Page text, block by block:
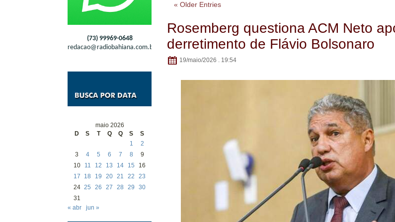
(73) 99969-0648
redacao@radiobahiana.com.br
maio 2026
D
S T Q Q S
S
1
2
3
4 5 6 7 8
9
10
11 12 13 14 15
16
17
18 19 20 21 22
23
24 25 26 27 28 29
30
31
« abr
jun »
« Older Entries
Rosemberg questiona ACM Neto
derretimento de Flávio Bolsonaro
19/maio/2026 . 19:54